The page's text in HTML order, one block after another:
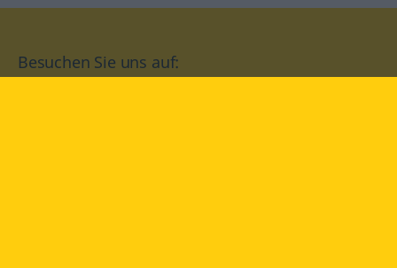
Besuchen Sie uns auf: